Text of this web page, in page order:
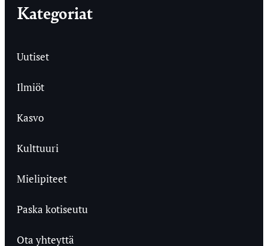
Kategoriat
Uutiset
Ilmiöt
Kasvo
Kulttuuri
Mielipiteet
Paska kotiseutu
Ota yhteyttä